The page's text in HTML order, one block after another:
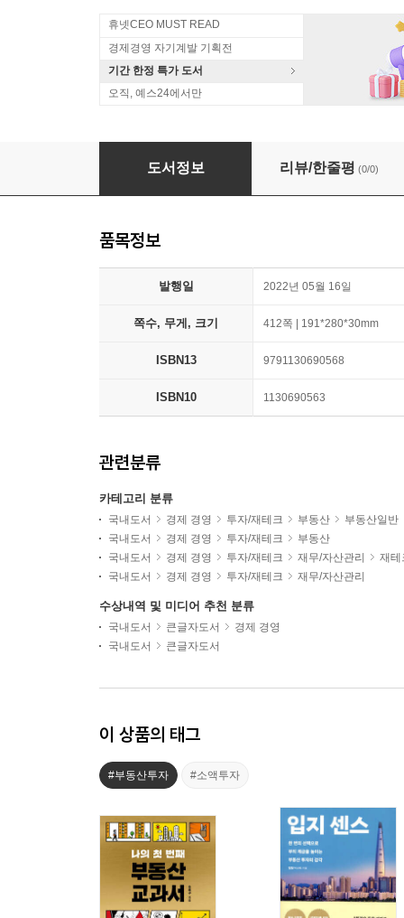
휴넷CEO MUST READ
경제경영 자기계발 기획전
기간 한정 특가 도서
오직, 예스24에서만
[큰글자도서] 나는 대출 없이 0원으로 소형 아파
도서정보 리뷰/한줄평 (0/0)
품목정보
발행일 2022년 05월 16일
쪽수, 무게, 크기 412쪽 | 191*280*30mm
ISBN13 9791130690568
ISBN10 1130690563
관련분류
카테고리 분류
국내도서 경제 경영 투자/재테크 부동산
부동산일반
국내도서
경제 경영 투자/재테크
부동산
국내도서
경제 경영 투자/재테크 재무/자산관리
재테
국내도서
경제 경영 투자/재테크 재무/자산관리
수상내역 및 미디어 추천 분류
국내도서 큰글자도서
경제 경영
국내도서
큰글자도서
이 상품의 태그
#부동산투자 #소액투자